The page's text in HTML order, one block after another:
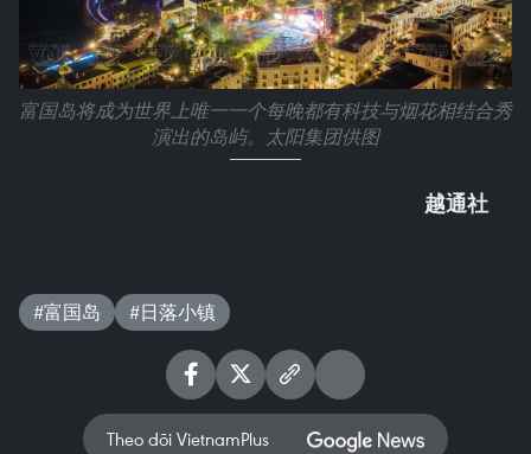
富国岛将成为世界上唯一一个每晚都有科技与烟花相结合秀
演出的岛屿。太阳集团供图
越通社
#富国岛 #日落小镇
Theo dõi VietnamPlus